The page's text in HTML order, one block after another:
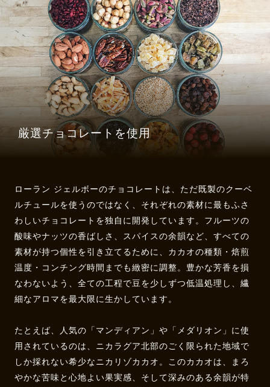
厳選チョコレートを使用
ローラン ジェルボーのチョコレートは、ただ既製のクーベ
ルチュールを使うのではなく、それぞれの素材に最もふさ
わしいチョコレートを独自に開発しています。フルーツの
酸味やナッツの香ばしさ、スパイスの余韻など、すべての
素材が持つ個性を引き立てるために、カカオの種類・焙煎
温度・コンチング時間までも緻密に調整。豊かな芳香を損
なわないよう、全ての工程で豆を少しずつ低温処理し、繊
細なアロマを最大限に生かしています。
たとえば、人気の「マンディアン」や「メダリオン」に使
用されているのは、ニカラグア北部のごく限られた地域で
しか採れない希少なニカリゾカカオ。このカカオは、まろ
やかな苦味と心地よい果実感、そして深みのある余韻が特